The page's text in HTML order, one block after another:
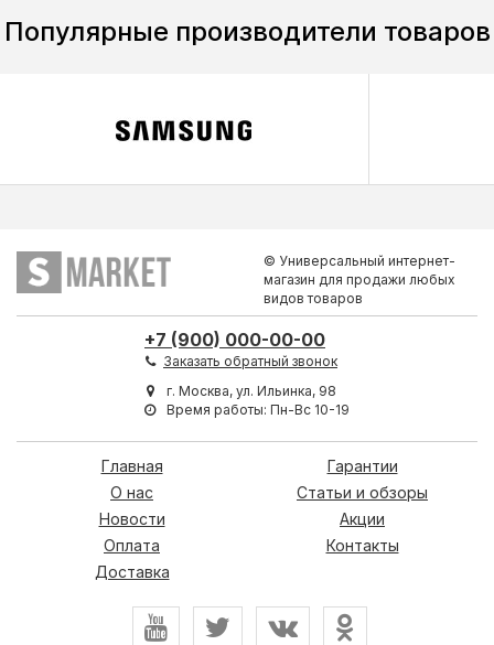
Популярные производители товаров
© Универсальный интернет-
магазин для продажи любых
видов товаров
+7 (900) 000-00-00
Заказать обратный звонок
г. Москва, ул. Ильинка, 98
Время работы: Пн-Вс 10-19
Главная
О нас
Новости
Оплата
Доставка
Гарантии
Статьи и обзоры
Акции
Контакты